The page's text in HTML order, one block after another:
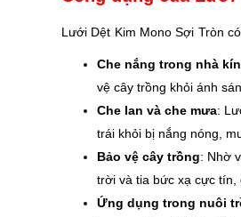
Lưới Dệt Kim Mono Sợi Tròn
Che nắng trong nhà
vệ cây trồng khỏi ánh
Che lan và che mưa:
trái khỏi bị nắng nóng,
Bảo vệ cây trồng: Nhờ
trời và tia bức xạ cực tín,
Ứng dụng trong nuôi